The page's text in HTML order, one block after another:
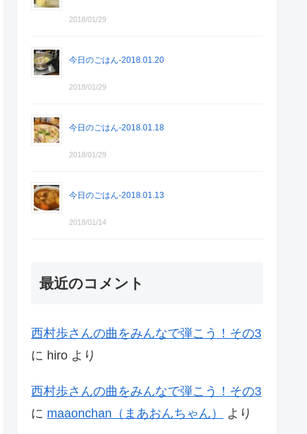
2018/01/29
今日のごはん-2018.01.20
2018/01/29
今日のごはん-2018.01.18
2018/01/29
今日のごはん-2018.01.13
2018/01/14
最近のコメント
西村歩さんの曲をみんなで弾こう！その3
に hiro より
西村歩さんの曲をみんなで弾こう！その3
に maaonchan（まあおんちゃん） より